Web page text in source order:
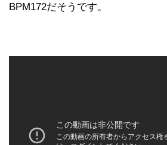
BPM172だそうです。